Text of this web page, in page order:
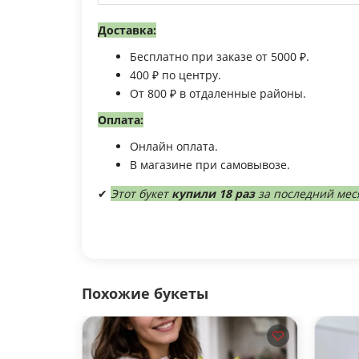
Доставка:
Бесплатно при заказе от 5000 ₽.
400 ₽ по центру.
От 800 ₽ в отдаленные районы.
Оплата:
Онлайн оплата.
В магазине при самовывозе.
✔ Этот букет купили 18 разза последний
Похожие букеты